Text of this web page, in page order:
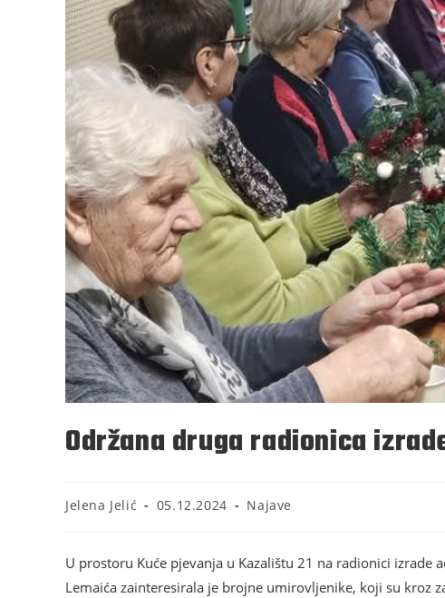
Održana druga radionica
Jelena Jelić 05.12.2024 Najave
U prostoru Kuće pjevanja u Kazalištu 21 na radionici
Lemaića zainteresirala je brojne umirovljenike, koji su kroz